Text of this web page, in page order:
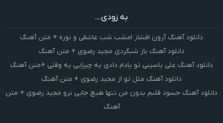
به زودی...
دانلود آهنگ آرون افشار امشب شب عاشقی و نوره + متن آهنگ
دانلود آهنگ باز شبگردی مجید رضوی + متن آهنگ
دانلود آهنگ علی یاسینی تو یادم دادی یه چیزایی یه وقتی +متن آهنگ
دانلود آهنگ مثل تو از مجید رضوی + متن آهنگ
دانلود آهنگ حسود قلبم بدون من تنها هیچ جایی نرو مجید رضوی + متن
آهنگ